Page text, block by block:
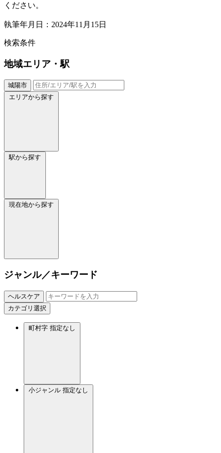
ください。
執筆年月日：2024年11月15日
検索条件
地域エリア・駅
城陽市
エリアから探す
駅から探す
現在地から探す
ジャンル／キーワード
ヘルスケア
カテゴリ選択
町村字 指定なし
小ジャンル 指定なし